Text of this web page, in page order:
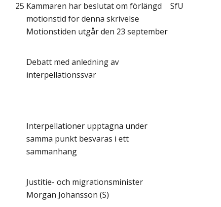
25 Kammaren har beslutat om förlängd
motionstid för denna skrivelse
Motionstiden utgår den 23 september
SfU
Debatt med anledning av
interpellationssvar
Interpellationer upptagna under
samma punkt besvaras i ett
sammanhang
Justitie- och migrationsminister
Morgan Johansson (S)